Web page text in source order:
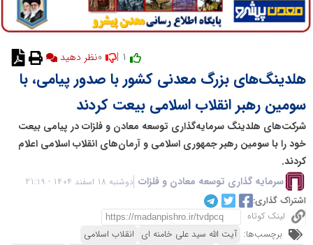
نظر دهید
هلدینگ‌های بزرگ معدنی کشور با صدور پیامی، با
سومین رهبر انقلاب اسلامی بیعت کردند
شرکت‌های هلدینگ سرمایه‌گذاری توسعه معادن و فلزات در پیامی بیعت
خود را با سومین رهبر جمهوری اسلامی و آرمان‌های انقلاب اسلامی اعلام
کردند.
سرمایه گذاری توسعه معادن و فلزات دوشنبه 18 اسفند 1404 - 21:19
اشتراک گذاری:
لینک کوتاه
برچسب‌ها: آیت الله سید علی خامنه ای انقلاب اسلامی